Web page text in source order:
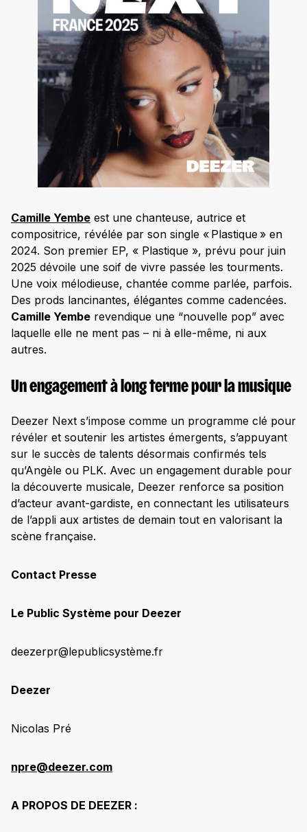
Camille Yembe est une chanteuse, autrice et
compositrice, révélée par son single « Plastique » en
2024. Son premier EP, « Plastique », prévu pour juin
2025 dévoile une soif de vivre passée les tourments.
Une voix mélodieuse, chantée comme parlée, parfois.
Des prods lancinantes, élégantes comme cadencées.
Camille Yembe revendique une “nouvelle pop” avec
laquelle elle ne ment pas – ni à elle-même, ni aux
autres.
Un engagement à long terme pour la musique
Deezer Next s’impose comme un programme clé pour
révéler et soutenir les artistes émergents, s’appuyant
sur le succès de talents désormais confirmés tels
qu’Angèle ou PLK. Avec un engagement durable pour
la découverte musicale, Deezer renforce sa position
d’acteur avant-gardiste, en connectant les utilisateurs
de l’appli aux artistes de demain tout en valorisant la
scène française.
Contact Presse
Le Public Système pour Deezer
deezerpr@lepublicsystème.fr
Deezer
Nicolas Pré
npre@deezer.com
A PROPOS DE DEEZER :